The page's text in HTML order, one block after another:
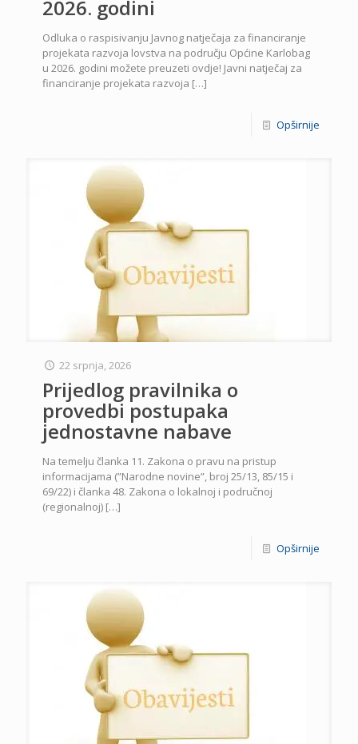
2026. godini
Odluka o raspisivanju Javnog natječaja za financiranje
projekata razvoja lovstva na području Općine Karlobag
u 2026. godini možete preuzeti ovdje! Javni natječaj za
financiranje projekata razvoja […]
Opširnije
22 srpnja, 2026
Prijedlog pravilnika o
provedbi postupaka
jednostavne nabave
Na temelju članka 11. Zakona o pravu na pristup
informacijama (”Narodne novine”, broj 25/13, 85/15 i
69/22) i članka 48. Zakona o lokalnoj i područnoj
(regionalnoj) […]
Opširnije